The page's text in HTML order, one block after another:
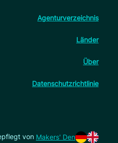
Agenturverzeichnis
Länder
Über
Datenschutzrichtlinie
von Makers' Den